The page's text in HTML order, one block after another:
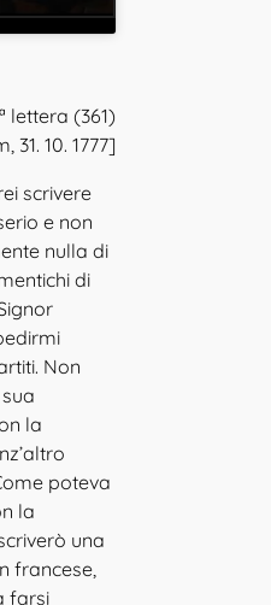
lettera (361)
31. 10. 1777]
scrivere
e non
nulla di
di
Non
la
poteva
la
una
francese,
farsi